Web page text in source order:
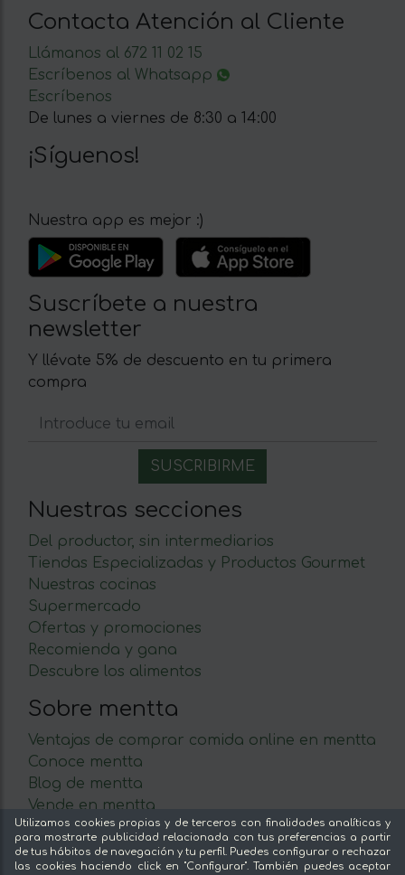
Contacta Atención al Cliente
Llámanos al 672 11 02 15
Escríbenos al Whatsapp
Escríbenos
De lunes a viernes de 8:30 a 14:00
¡Síguenos!
Nuestra app es mejor :)
Suscríbete a nuestra
newsletter
Y llévate 5% de descuento en tu primera
compra
Nuestras secciones
Del productor, sin intermediarios
Tiendas Especializadas y Productos Gourmet
Nuestras cocinas
Supermercado
Ofertas y promociones
Recomienda y gana
Descubre los alimentos
Sobre mentta
Ventajas de comprar comida online en mentta
Conoce mentta
Blog de mentta
Vende en mentta
Fidelización
Preguntas frecuentes
Utilizamos cookies propias y de terceros con finalidades analíticas y
para mostrarte publicidad relacionada con tus preferencias a partir
de tus hábitos de navegación y tu perfil. Puedes configurar o rechazar
las cookies haciendo click en "Configurar". También puedes aceptar